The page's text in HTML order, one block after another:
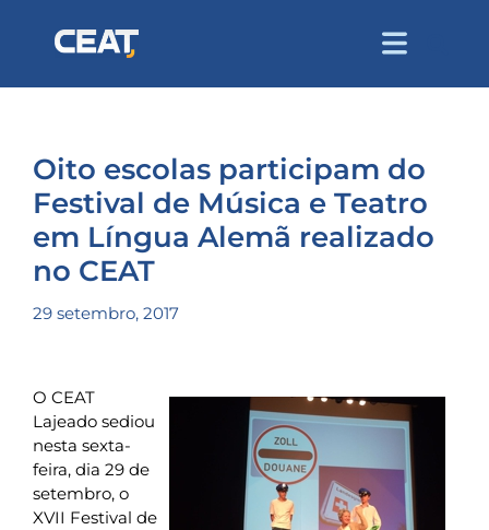
Oito escolas participam do
Festival de Música e Teatro
em Língua Alemã realizado
no CEAT
29 setembro, 2017
O CEAT
Lajeado sediou
nesta sexta-
feira, dia 29 de
setembro, o
XVII Festival de